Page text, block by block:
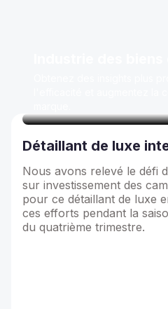
Détaillant de luxe
Nous avons relevé le défi
sur investissement des
pour ce détaillant de luxe
ces efforts pendant la
du quatrième trimestre.